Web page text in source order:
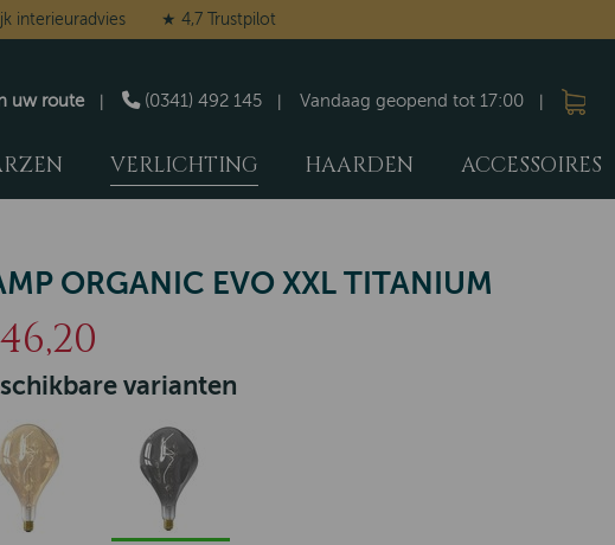
interieuradvies ★ 4,7 Trustpilot
Vandaag geopend tot 17:00
(0341) 492 145
uw route
VERLICHTING HAARDEN ACCESSOIRES
ORGANIC EVO XXL TITANIUM
varianten